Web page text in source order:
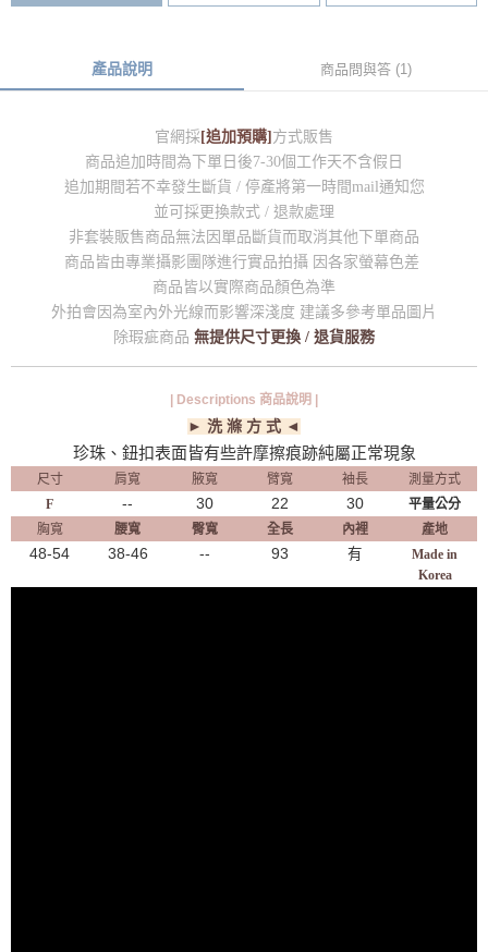
產品說明 商品問與答 (1)
官網採 [追加預購] 方式販售
商品追加時間為下單日後7-30個工作天不含假日
追加期間若不幸發生斷貨 / 停產將第一時間mail通知您
並可採更換款式 / 退款處理
非套裝販售商品無法因單品斷貨而取消其他下單商品
商品皆由專業攝影團隊進行實品拍攝 因各家螢幕色差
商品皆以實際商品顏色為準
外拍會因為室內外光線而影響深淺度 建議多參考單品圖片
除瑕疵商品 無提供尺寸更換 / 退貨服務
| Descriptions 商品說明 |
► 洗 滌 方 式 ◄
珍珠、鈕扣表面皆有些許摩擦痕跡純屬正常現象
尺寸 肩寬 腋寬 臂寬 袖長
測量方式
F
-- 30 22 30
平量公分
胸寬
腰寬 臀寬 全長 內裡 產地
48-54 38-46 -- 93 有
Made in
Korea